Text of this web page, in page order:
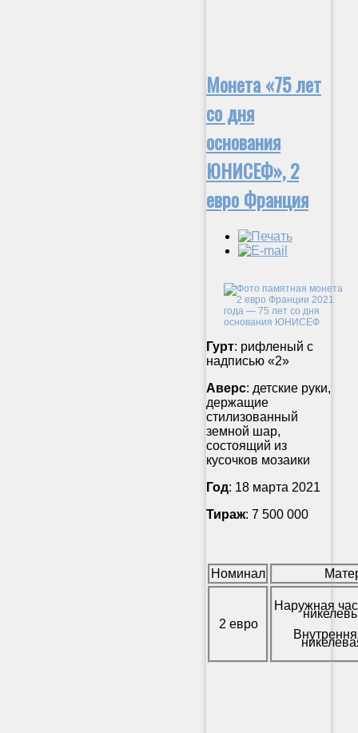
Монета «75 лет
со дня
основания
ЮНИСЕФ», 2
евро Франция
Гурт: рифленый с
надписью «2»
Аверс: детские руки,
держащие
стилизованный
земной шар,
состоящий из
кусочков мозаики
Год: 18 марта 2021
Тираж: 7 500 000
Номинал
2 евро
Наружная